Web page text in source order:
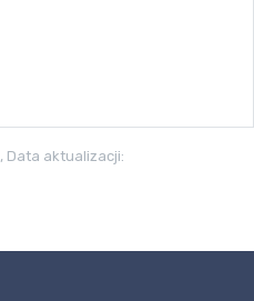
, Data aktualizacji: